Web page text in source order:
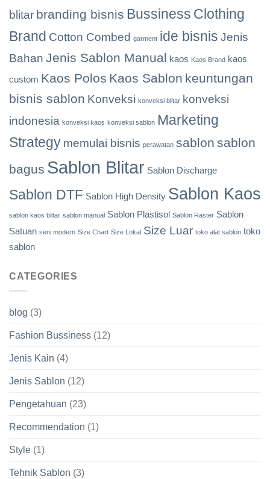
blitar branding bisnis Bussiness Clothing
Brand Cotton Combed garment ide bisnis Jenis
Bahan Jenis Sablon Manual kaos Kaos Brand kaos
custom Kaos Polos Kaos Sablon keuntungan
bisnis sablon Konveksi konveksi blitar konveksi
indonesia konveksi kaos konveksi sablon Marketing
Strategy memulai bisnis perawatan sablon sablon
bagus Sablon Blitar Sablon Discharge
Sablon DTF Sablon High Density Sablon Kaos
sablon kaos blitar sablon manual Sablon Plastisol Sablon Raster Sablon
Satuan seni modern Size Chart Size Lokal Size Luar toko alat sablon toko
sablon
CATEGORIES
blog (3)
Fashion Bussiness (12)
Jenis Kain (4)
Jenis Sablon (12)
Pengetahuan (23)
Recommendation (1)
Style (1)
Tehnik Sablon (3)